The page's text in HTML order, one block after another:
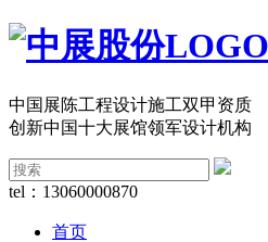
中国展陈工程设计施工双甲资质
创新中国十大展馆领军设计机构
tel：13060000870
首页